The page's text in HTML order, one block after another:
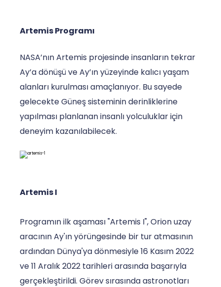
Artemis Programı
NASA’nın Artemis projesinde insanların tekrar
Ay’a dönüşü ve Ay’ın yüzeyinde kalıcı yaşam
alanları kurulması amaçlanıyor. Bu sayede
gelecekte Güneş sisteminin derinliklerine
yapılması planlanan insanlı yolculuklar için
deneyim kazanılabilecek.
Artemis I
Programın ilk aşaması "Artemis I", Orion uzay
aracının Ay'ın yörüngesinde bir tur atmasının
ardından Dünya'ya dönmesiyle 16 Kasım 2022
ve 11 Aralık 2022 tarihleri arasında başarıyla
gerçekleştirildi. Görev sırasında astronotları